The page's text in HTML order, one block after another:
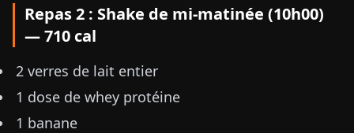
Repas 2 : Shake de mi-matinée (10h00)
— 710 cal
2 verres de lait entier
1 dose de whey protéine
1 banane